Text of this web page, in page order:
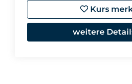
Kurs
weitere